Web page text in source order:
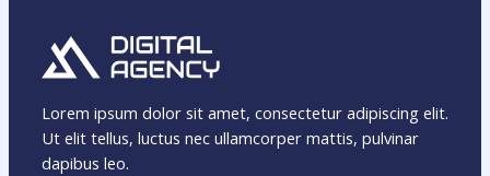
Lorem ipsum dolor sit amet, consectetur adipiscing elit.
Ut elit tellus, luctus nec ullamcorper mattis, pulvinar
dapibus leo.